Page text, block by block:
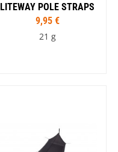
LITEWAY POLE STRAPS
9,95 €
21 g